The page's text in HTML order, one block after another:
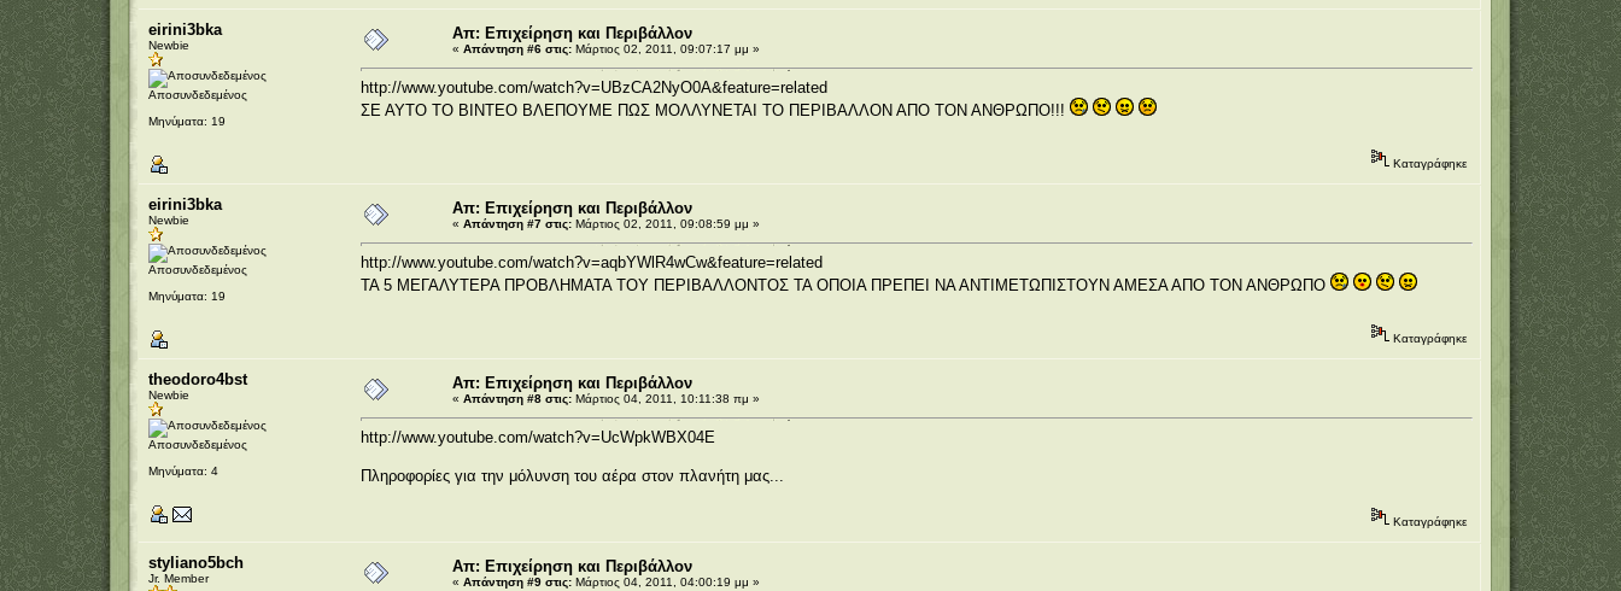
eirini3bka
Newbie
Αποσυνδεδεμένος
Μηνύματα: 19
Απ: Επιχείρηση και Περιβάλλον
« Απάντηση #6 στις:Μάρτιος 02, 2011, 09:07:17 μμ »
http://www.youtube.com/watch?v=UBzCA2NyO0A&feature=related
ΣΕ ΑΥΤΟ ΤΟ ΒΙΝΤΕΟ ΒΛΕΠΟΥΜΕ ΠΩΣ ΜΟΛΛΥΝΕΤΑΙ ΤΟ ΠΕΡΙΒΑΛΛΟΝ ΑΠΟ ΤΟΝ ΑΝΘΡΩΠΟ!!!
Καταγράφηκε
eirini3bka
Newbie
Αποσυνδεδεμένος
Μηνύματα: 19
Απ: Επιχείρηση και Περιβάλλον
« Απάντηση #7 στις:Μάρτιος 02, 2011, 09:08:59 μμ »
http://www.youtube.com/watch?v=aqbYWlR4wCw&feature=related
ΤΑ 5 ΜΕΓΑΛΥΤΕΡΑ ΠΡΟΒΛΗΜΑΤΑ ΤΟΥ ΠΕΡΙΒΑΛΛΟΝΤΟΣ ΤΑ ΟΠΟΙΑ ΠΡΕΠΕΙ ΝΑ ΑΝΤΙΜΕΤΩΠΙΣΤΟΥΝ ΑΜΕΣΑ ΑΠΟ ΤΟΝ ΑΝΘΡΩΠΟ
Καταγράφηκε
theodoro4bst
Newbie
Αποσυνδεδεμένος
Μηνύματα: 4
Απ: Επιχείρηση και Περιβάλλον
« Απάντηση #8 στις:Μάρτιος 04, 2011, 10:11:38 πμ »
http://www.youtube.com/watch?v=UcWpkWBX04E
Πληροφορίες για την μόλυνση του αέρα στον πλανήτη μας...
Καταγράφηκε
styliano5bch
Jr. Member
Απ: Επιχείρηση και Περιβάλλον
« Απάντηση #9 στις:Μάρτιος 04, 2011, 04:00:19 μμ »